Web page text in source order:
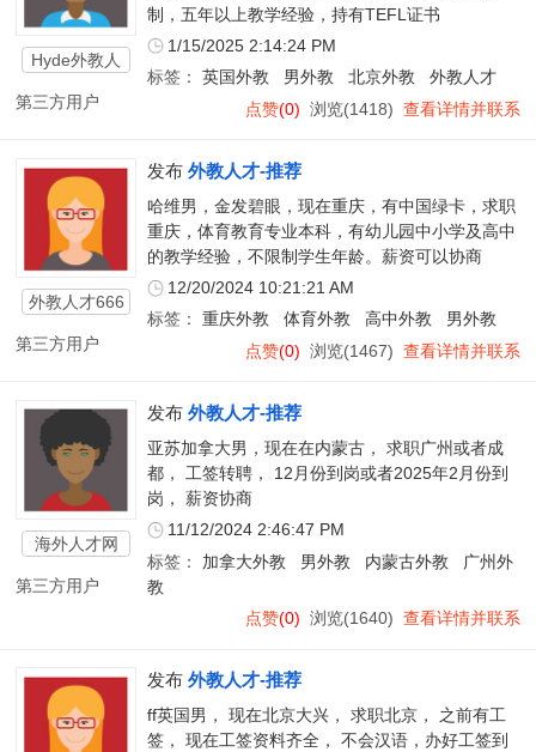
Hyde外教人
第三方用户
制，五年以上教学经验，持有TEFL证书
1/15/2025 2:14:24 PM
标签： 英国外教 男外教 北京外教
外教人才
点赞(0) 浏览(1418) 查看详情并联系
外教人才666
第三方用户
发布 外教人才-推荐
哈维男，金发碧眼，现在重庆，有中国绿卡，求职
重庆，体育教育专业本科，有幼儿园中小学及高中
的教学经验，不限制学生年龄。薪资可以协商
12/20/2024 10:21:21 AM
标签： 重庆外教 体育外教 高中外教
男外教
点赞(0) 浏览(1467) 查看详情并联系
海外人才网
第三方用户
发布 外教人才-推荐
亚苏加拿大男，现在在内蒙古， 求职广州或者成
都， 工签转聘， 12月份到岗或者2025年2月份到
岗， 薪资协商
11/12/2024 2:46:47 PM
标签： 加拿大外教 男外教 内蒙古外教
广州外
教
点赞(0) 浏览(1640) 查看详情并联系
发布 外教人才-推荐
ff英国男， 现在北京大兴， 求职北京， 之前有工
签， 现在工签资料齐全， 不会汉语，办好工签到